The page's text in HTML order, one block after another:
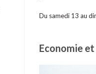
Du samedi 13 au
Economie